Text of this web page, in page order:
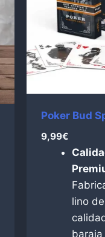
Poker Bud
9,99€
lino